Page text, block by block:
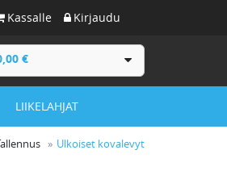
Kassalle Kirjaudu
€
LIIKELAHJAT
Ulkoiset kovalevyt